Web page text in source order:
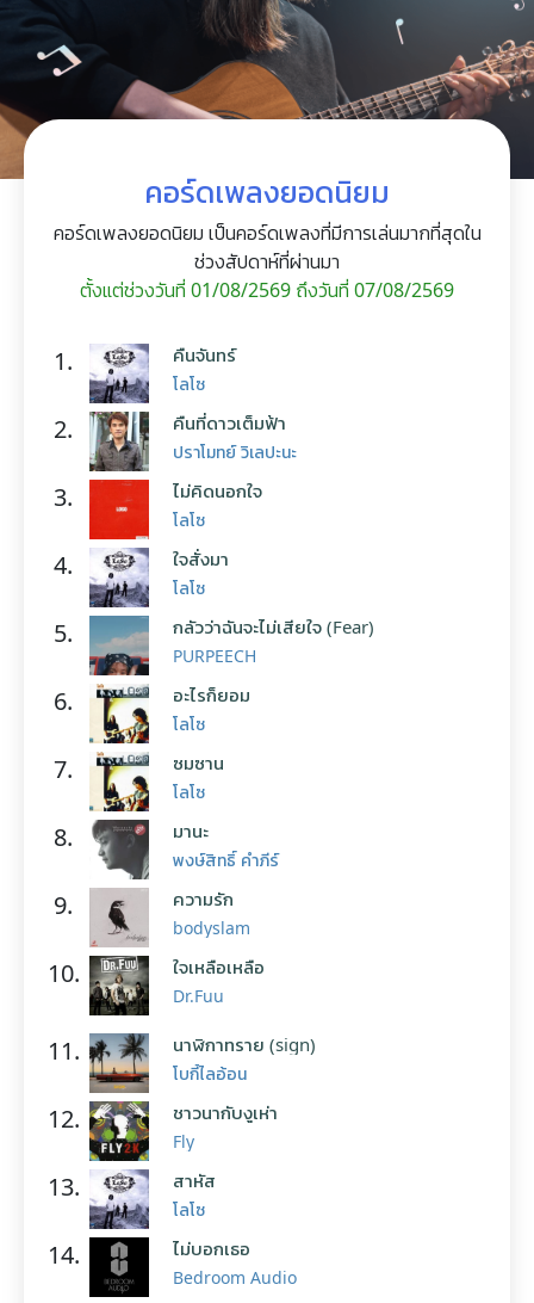
คอร์ดเพลงยอดนิยม
คอร์ดเพลงยอดนิยม เป็นคอร์ดเพลงที่มีการเล่นมากที่สุดใน
ช่วงสัปดาห์ที่ผ่านมา
ตั้งแต่ช่วงวันที่ 01/08/2569 ถึงวันที่ 07/08/2569
1. คืนจันทร์
โลโซ
2. คืนที่ดาวเต็มฟ้า
ปราโมทย์ วิเลปะนะ
3. ไม่คิดนอกใจ
โลโซ
4. ใจสั่งมา
โลโซ
5. กลัวว่าฉันจะไม่เสียใจ (Fear)
PURPEECH
6. อะไรก็ยอม
โลโซ
7. ซมซาน
โลโซ
8. มานะ
พงษ์สิทธิ์ คำภีร์
9. ความรัก
bodyslam
10. ใจเหลือเหลือ
Dr.Fuu
11. นาฬิกาทราย (sign)
โบกี้ไลอ้อน
12. ชาวนากับงูเห่า
Fly
13. สาหัส
โลโซ
14. ไม่บอกเธอ
Bedroom Audio